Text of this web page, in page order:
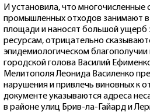
И установила, что многочисленные
промышленных отходов занимают
площади и наносят большой
ресурсам, отрицательно
эпидемиологическом благополучии
городской голова Василий
Мелитополя Леонида Василенко
нарушения и привлечь виновных к
документе указываются адреса
в районе улиц Брив-ла-Гайард и